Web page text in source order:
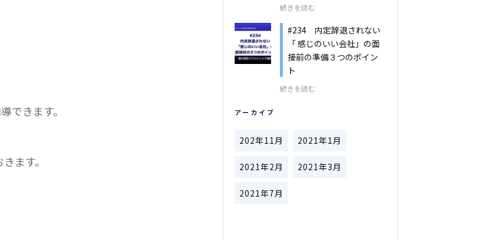
できます。
ます。
続きを読む
#234 内定辞退されない
「 感じのいい会社」の面
接前の準備３つのポイン
ト
続きを読む
アーカイブ
202年11月 2021年1月
2021年2月 2021年3月
2021年7月